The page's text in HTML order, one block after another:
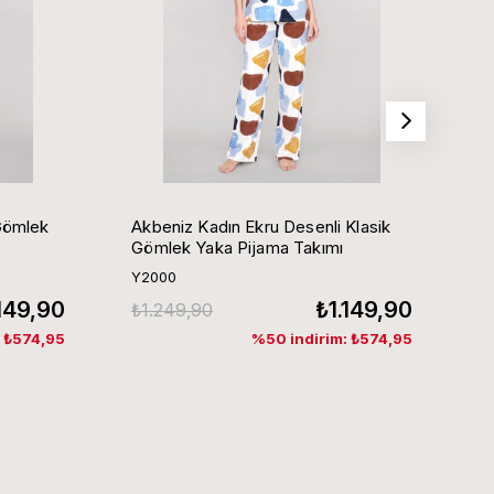
Akbeniz Kadın Ekru Desenli Klasik
Gömlek Yaka Pijama Takımı
Y2000
₺1.149,90
₺1.249,90
%50 indirim: ₺574,95